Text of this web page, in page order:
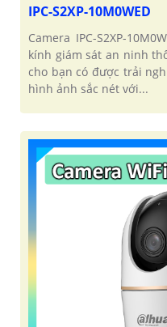
IPC-S2XP-10M0WED
Camera IPC-S2XP-
kính giám sát an ninh
cho bạn có được trải
hình ảnh sắc nét với...